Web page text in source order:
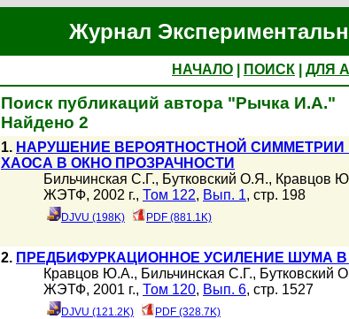
Журнал
НАЧАЛО ПОИСК ДЛЯ
Поиск публикаций автора "Рычка И.А."
Найдено 2
1. НАРУШЕНИЕ ВЕРОЯТНОСТНОЙ
ХАОСА В ОКНО ПРОЗРАЧНОСТИ
Бильчинская С.Г., Бутковский О.Я., Кравцов
ЖЭТФ, 2002 г., Том 122, Вып. 1, стр. 198
DJVU (198K) PDF (881.1K)
2. ПРЕДБИФУРКАЦИОННОЕ УСИЛЕНИЕ ШУМА
Кравцов Ю.А., Бильчинская С.Г., Бутковский
ЖЭТФ, 2001 г., Том 120, Вып. 6, стр. 1527
DJVU (121.2K) PDF (328.7K)